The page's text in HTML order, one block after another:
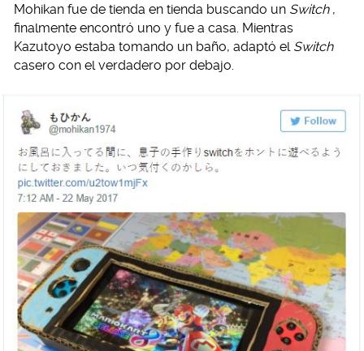
Mohikan fue de tienda en tienda buscando un Switch ,
finalmente encontró uno y fue a casa. Mientras
Kazutoyo estaba tomando un baño, adaptó el Switch
casero con el verdadero por debajo.